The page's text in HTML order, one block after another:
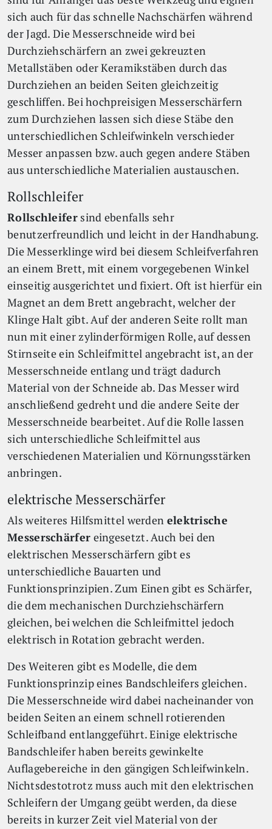
sich auch für das schnelle Nachschärfen während
der Jagd. Die Messerschneide wird bei
Durchziehschärfern an zwei gekreuzten
Metallstäben oder Keramikstäben durch das
Durchziehen an beiden Seiten gleichzeitig
geschliffen. Bei hochpreisigen Messerschärfern
zum Durchziehen lassen sich diese Stäbe den
unterschiedlichen Schleifwinkeln verschieder
Messer anpassen bzw. auch gegen andere Stäben
aus unterschiedliche Materialien austauschen.
Rollschleifer
Rollschleifersind ebenfalls sehr
benutzerfreundlich und leicht in der Handhabung.
Die Messerklinge wird bei diesem Schleifverfahren
an einem Brett, mit einem vorgegebenen Winkel
einseitig ausgerichtet und fixiert. Oft ist hierfür ein
Magnet an dem Brett angebracht, welcher der
Klinge Halt gibt. Auf der anderen Seite rollt man
nun mit einer zylinderförmigen Rolle, auf dessen
Stirnseite ein Schleifmittel angebracht ist, an der
Messerschneide entlang und trägt dadurch
Material von der Schneide ab. Das Messer wird
anschließend gedreht und die andere Seite der
Messerschneide bearbeitet. Auf die Rolle lassen
sich unterschiedliche Schleifmittel aus
verschiedenen Materialien und Körnungsstärken
anbringen.
elektrische Messerschärfer
Als weiteres Hilfsmittel werden elektrische
Messerschärfer eingesetzt. Auch bei den
elektrischen Messerschärfern gibt es
unterschiedliche Bauarten und
Funktionsprinzipien. Zum Einen gibt es Schärfer,
die dem mechanischen Durchziehschärfern
gleichen, bei welchen die Schleifmittel jedoch
elektrisch in Rotation gebracht werden.
Des Weiteren gibt es Modelle, die dem
Funktionsprinzip eines Bandschleifers gleichen.
Die Messerschneide wird dabei nacheinander von
beiden Seiten an einem schnell rotierenden
Schleifband entlanggeführt. Einige elektrische
Bandschleifer haben bereits gewinkelte
Auflagebereiche in den gängigen Schleifwinkeln.
Nichtsdestotrotz muss auch mit den elektrischen
Schleifern der Umgang geübt werden, da diese
bereits in kurzer Zeit viel Material von der